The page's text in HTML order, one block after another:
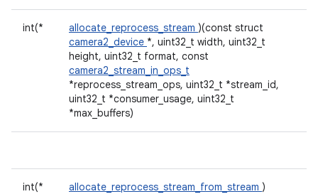
int(* allocate_reprocess_stream )(const struct
camera2_device *, uint32_t width, uint32_t
height, uint32_t format, const
camera2_stream_in_ops_t
*reprocess_stream_ops, uint32_t *stream_id,
uint32_t *consumer_usage, uint32_t
*max_buffers)
int(* allocate_reprocess_stream_from_stream )